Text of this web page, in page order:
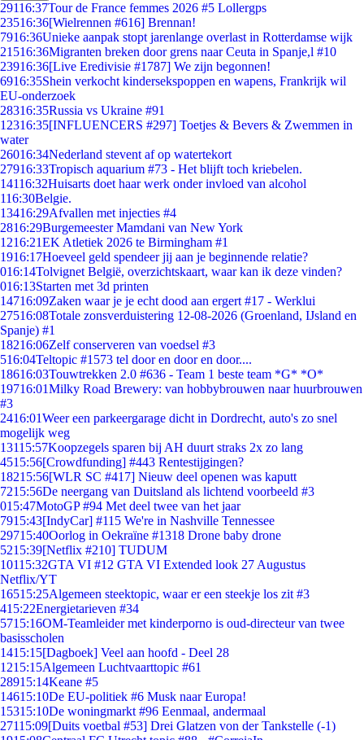
29116:37Tour de France femmes 2026 #5 Lollergps
23516:36[Wielrennen #616] Brennan!
7916:36Unieke aanpak stopt jarenlange overlast in Rotterdamse wijk
21516:36Migranten breken door grens naar Ceuta in Spanje,l #10
23916:36[Live Eredivisie #1787] We zijn begonnen!
6916:35Shein verkocht kindersekspoppen en wapens, Frankrijk wil
EU-onderzoek
28316:35Russia vs Ukraine #91
12316:35[INFLUENCERS #297] Toetjes & Bevers & Zwemmen in
water
26016:34Nederland stevent af op watertekort
27916:33Tropisch aquarium #73 - Het blijft toch kriebelen.
14116:32Huisarts doet haar werk onder invloed van alcohol
116:30Belgie.
13416:29Afvallen met injecties #4
2816:29Burgemeester Mamdani van New York
1216:21EK Atletiek 2026 te Birmingham #1
1916:17Hoeveel geld spendeer jij aan je beginnende relatie?
016:14Tolvignet België, overzichtskaart, waar kan ik deze vinden?
016:13Starten met 3d printen
14716:09Zaken waar je je echt dood aan ergert #17 - Werklui
27516:08Totale zonsverduistering 12-08-2026 (Groenland, IJsland en
Spanje) #1
18216:06Zelf conserveren van voedsel #3
516:04Teltopic #1573 tel door en door en door....
18616:03Touwtrekken 2.0 #636 - Team 1 beste team *G* *O*
19716:01Milky Road Brewery: van hobbybrouwen naar huurbrouwen
#3
2416:01Weer een parkeergarage dicht in Dordrecht, auto's zo snel
mogelijk weg
13115:57Koopzegels sparen bij AH duurt straks 2x zo lang
4515:56[Crowdfunding] #443 Rentestijgingen?
18215:56[WLR SC #417] Nieuw deel openen was kaputt
7215:56De neergang van Duitsland als lichtend voorbeeld #3
015:47MotoGP #94 Met deel twee van het jaar
7915:43[IndyCar] #115 We're in Nashville Tennessee
29715:40Oorlog in Oekraïne #1318 Drone baby drone
5215:39[Netflix #210] TUDUM
10115:32GTA VI #12 GTA VI Extended look 27 Augustus
Netflix/YT
16515:25Algemeen steektopic, waar er een steekje los zit #3
415:22Energietarieven #34
5715:16OM-Teamleider met kinderporno is oud-directeur van twee
basisscholen
1415:15[Dagboek] Veel aan hoofd - Deel 28
1215:15Algemeen Luchtvaarttopic #61
28915:14Keane #5
14615:10De EU-politiek #6 Musk naar Europa!
15315:10De woningmarkt #96 Eenmaal, andermaal
27115:09[Duits voetbal #53] Drei Glatzen von der Tankstelle (-1)